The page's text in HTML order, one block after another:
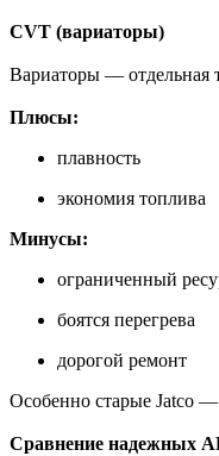
CVT (вариаторы)
Вариаторы — отдельная
Плюсы:
плавность
экономия топлива
Минусы:
ограниченный
боятся перегрева
дорогой ремонт
Особенно старые Jatco
Сравнение надежных